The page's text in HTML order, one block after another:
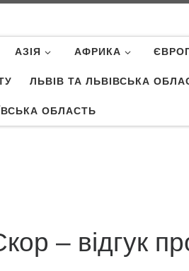
АЗІЯ АФРИКА
ЛЬВІВ ТА ЛЬВІВСЬКА
ОБЛАСТЬ
– відгук